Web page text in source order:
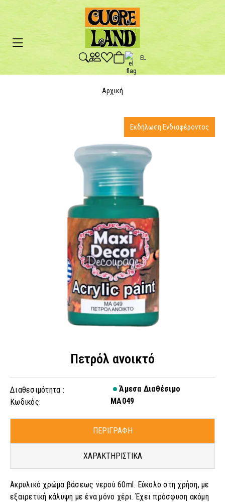
EL
Αρχική
Πετρόλ ανοικτό
Διαθεσιμότητα :
Άμεσα Διαθέσιμο
Κωδικός:
MA049
ΠΕΡΙΓΡΑΦΗ
ΧΑΡΑΚΤΗΡΙΣΤΙΚΑ
Ακρυλικό χρώμα βάσεως νερού 60ml. Εύκολο στη χρήση, με
εξαιρετική κάλυψη με ένα μόνο χέρι. Έχει πρόσφυση ακόμη
Εκδήλωση Ενδιαφέροντος